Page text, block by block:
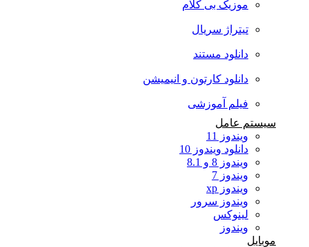
موزیک بی کلام
تیتراژ سریال
دانلود مستند
دانلود کارتون و انیمیشن
فیلم آموزشی
سیستم عامل
ویندوز 11
دانلود ویندوز 10
ویندوز 8 و 8.1
ویندوز 7
ویندوز xp
ویندوز سرور
لینوکس
ویندوز
موبایل